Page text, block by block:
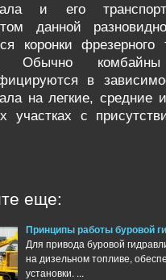
и его
данной
коронки
Обычно комбайны
в
на легкие,
участках с
еще:
Принципы работы буровой
Для привода буровой
на дизельном топливе,
установки. ...